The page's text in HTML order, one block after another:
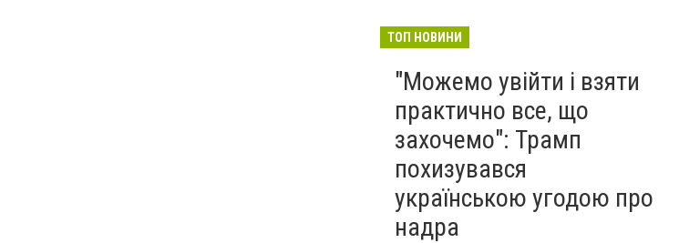
ТОП НОВИНИ
"Можемо увійти і взяти
практично все, що
захочемо": Трамп
похизувався
українською угодою про
надра